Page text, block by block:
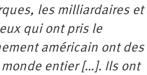
les milliardaires et
qui ont pris le
américain ont des
entier […]. Ils ont